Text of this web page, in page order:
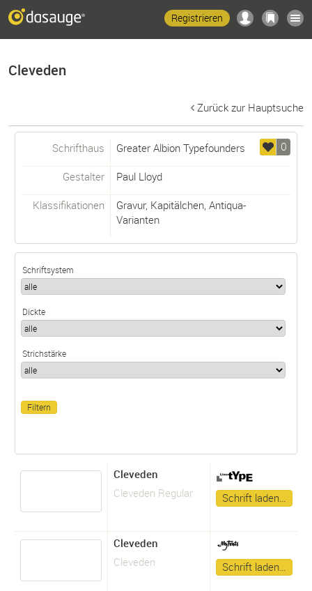
Registrieren
Cleveden
Zurück zur Hauptsuche
0
Schrifthaus Greater Albion Typefounders
Gestalter Paul Lloyd
Klassifikationen Gravur, Kapitälchen, Antiqua-
Varianten
Schriftsystem
Dickte
Strichstärke
Cleveden
Cleveden Regular
Schrift laden…
Cleveden
Cleveden
Schrift laden…